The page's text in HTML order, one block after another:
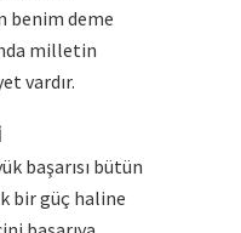
benim deme
milletin
vardır.
başarısı bütün
bir güç haline